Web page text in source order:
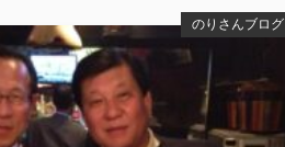
のりさんブログ